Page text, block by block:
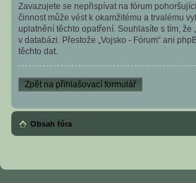
Zavazujete se nepřispívat na fórum
činnost může vést k okamžitému a trvalému
uplatnění těchto opatření. Souhlasíte s tím,
v databázi. Přestože „Vojsko - Fórum“ ani
těchto dat.
Zpět na přihlašovací formulář
Obsah fóra